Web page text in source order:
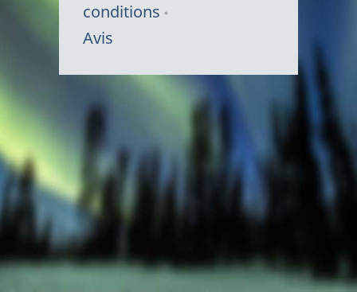
conditions
Avis
Canada